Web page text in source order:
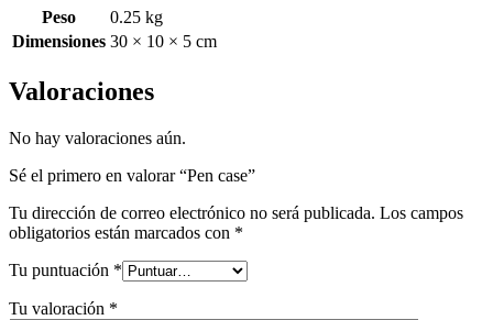
Peso
0.25 kg
Dimensiones 30 × 10 × 5 cm
Valoraciones
No hay valoraciones aún.
Sé el primero en valorar “Pen case”
Tu dirección de correo electrónico no será publicada. Los campos
obligatorios están marcados con *
Tu puntuación *
Tu valoración *